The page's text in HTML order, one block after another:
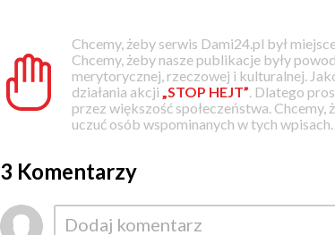
Chcemy, żeby serwis Dami24.pl był
Chcemy, żeby nasze publikacje były
merytorycznej, rzeczowej i kulturalnej.
działania akcji „STOP HEJT” . Dlatego
przez większość społeczeństwa.
uczuć osób wspominanych w tych wpisach.
3 Komentarzy